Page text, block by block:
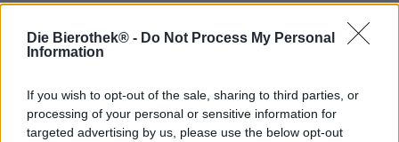
Die Bierothek® - Do Not Process My Personal
Information
If you wish to opt-out of the sale, sharing to third parties, or
processing of your personal or sensitive information for
targeted advertising by us, please use the below opt-out
witbieren hebben zeker te maken gehad met dit achteloos
geformuleerde vooroordeel. De Beierse klassieker heeft
en gevarieerd kan smaken. De brouwerij HOLZHAUSER
bewijst echter voor de absolute leek dat tarwe een uiterst
gevarieerde stijl is met zijn vakkundige donkerwitte wijn.